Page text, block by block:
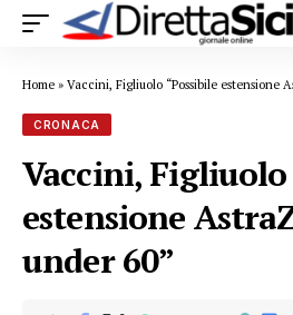
Home » Vaccini, Figliuolo “Possibile estensione
CRONACA
Vaccini, Figliuolo
estensione
under 60”